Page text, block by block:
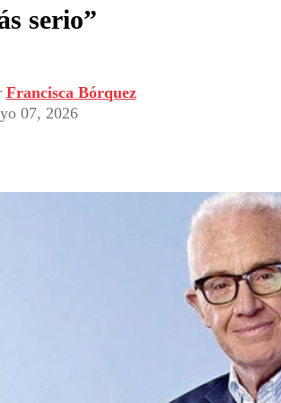
serio”
Francisca Bórquez
07, 2026